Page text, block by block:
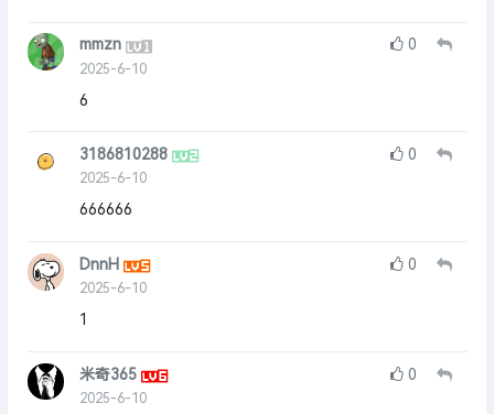
mmzn
2025-6-10
0
6
3186810288
2025-6-10
0
666666
DnnH
2025-6-10
0
1
米奇365
2025-6-10
0